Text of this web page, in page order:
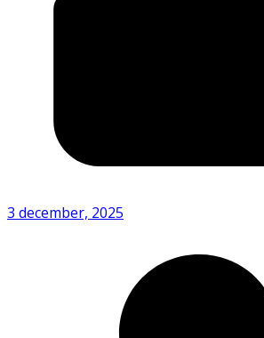
3 december, 2025